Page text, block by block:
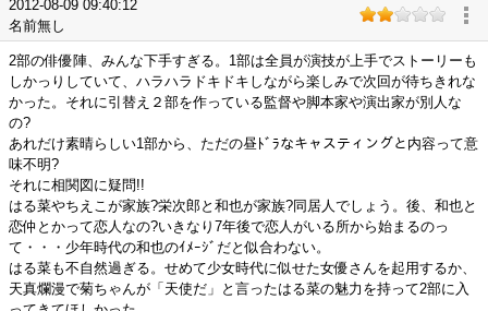
2012-08-09 09:40:12
名前無し
2部の俳優陣、みんな下手すぎる。1部は全員が演技が上手でストーリーも
しかっりしていて、ハラハラドキドキしながら楽しみで次回が待ちきれな
かった。それに引替え２部を作っている監督や脚本家や演出家が別人な
の?
あれだけ素晴らしい1部から、ただの昼ﾄﾞﾗなキャスティングと内容って意
味不明?
それに相関図に疑問!!
はる菜やちえこが家族?栄次郎と和也が家族?同居人でしょう。後、和也と
恋仲とかって恋人なの?いきなり7年後で恋人がいる所から始まるのっ
て・・・少年時代の和也のｲﾒｰｼﾞだと似合わない。
はる菜も不自然過ぎる。せめて少女時代に似せた女優さんを起用するか、
天真爛漫で菊ちゃんが「天使だ」と言ったはる菜の魅力を持って2部に入